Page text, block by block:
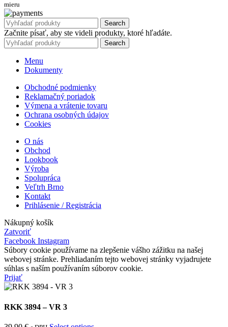
mieru
Search
Začnite písať, aby ste videli produkty, ktoré hľadáte.
Search
Menu
Dokumenty
Obchodné podmienky
Reklamačný poriadok
Výmena a vrátenie tovaru
Ochrana osobných údajov
Cookies
O nás
Obchod
Lookbook
Výroba
Spolupráca
Veľtrh Brno
Kontakt
Prihlásenie / Registrácia
Nákupný košík
Zatvoriť
Facebook Instagram
Súbory cookie používame na zlepšenie vášho zážitku na našej
webovej stránke. Prehliadaním tejto webovej stránky vyjadrujete
súhlas s naším používaním súborov cookie.
Prijať
RKK 3894 – VR 3